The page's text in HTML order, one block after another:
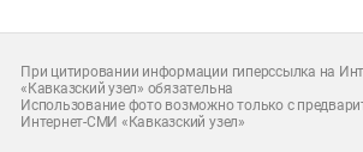
При цитировании информации гиперссылка на
«Кавказский узел» обязательна
Использование фото возможно только с
Интернет-СМИ «Кавказский узел»